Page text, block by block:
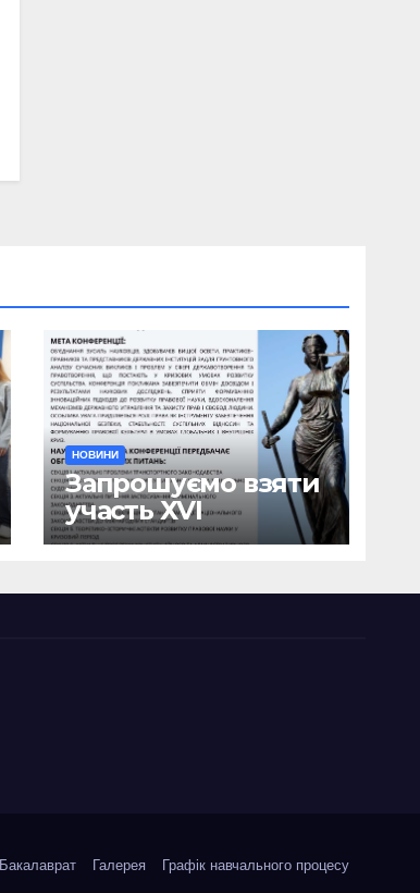
НОВИНИ
Запрошуємо взяти
участь ХVІ
Міжнародній
практичній
Бакалаврат Галерея Графік навчального процесу